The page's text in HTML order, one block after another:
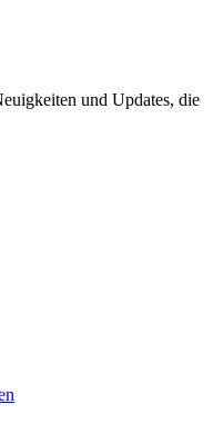
und Updates, die